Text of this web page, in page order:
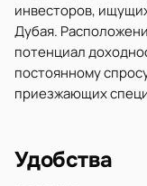
инвесторов,
Дубая.
потенциал
постоянному
приезжающих
Удобства